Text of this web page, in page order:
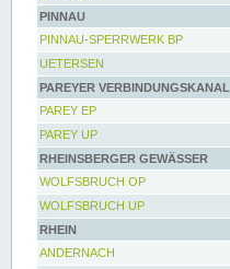
PINNAU
PINNAU-SPERRWERK BP
UETERSEN
PAREYER VERBINDUNGSKANAL
PAREY EP
PAREY UP
RHEINSBERGER GEWÄSSER
WOLFSBRUCH OP
WOLFSBRUCH UP
RHEIN
ANDERNACH